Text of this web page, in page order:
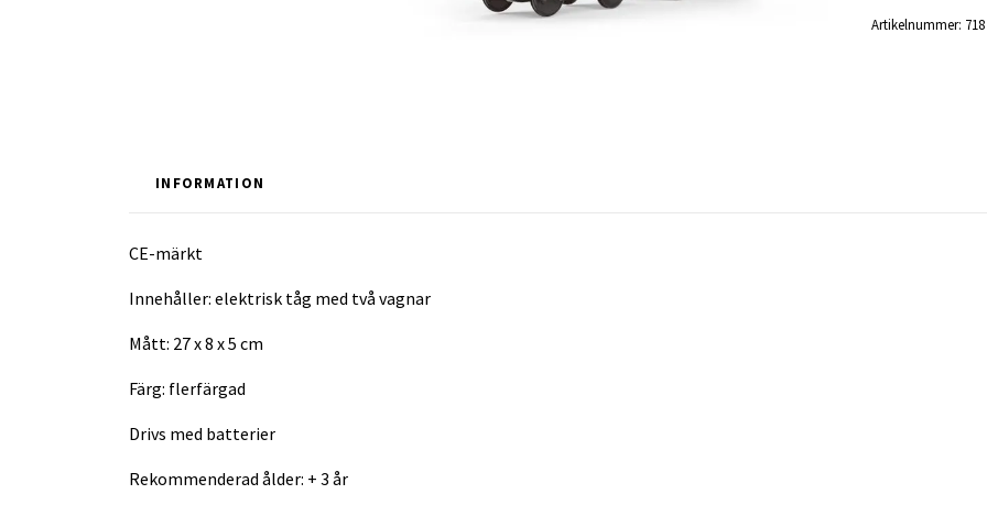
Artikelnummer: 718
INFORMATION
CE-märkt
Innehåller: elektrisk tåg med två vagnar
Mått: 27 x 8 x 5 cm
Färg: flerfärgad
Drivs med batterier
Rekommenderad ålder: + 3 år